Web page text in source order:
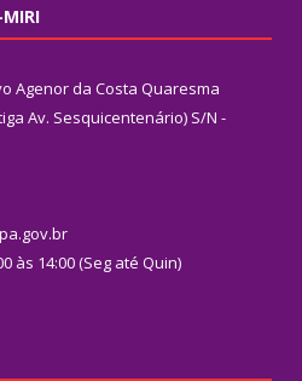
MIRI
Agenor da Costa Quaresma
Av. Sesquicentenário) S/N -
às 14:00 (Seg até Quin)